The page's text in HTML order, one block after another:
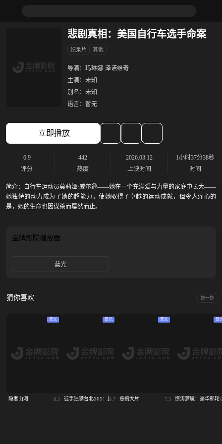
悲剧真相：美国自行车选手命案
纪录片 其他
导演： 玛琳娜·泽诺维奇
主演： 未知
别名： 未知
语言： 暂无
立即播放
6.9
评分
442
热度
2026.03.12
上映时间
1小时37分38秒
时间
简介：
自行车运动员莫莉娅·威尔逊——她在一个充满爱与力量的家庭中长大——
她独特的动力成为了她的超能力，使她取得了卓越的运动成就，但令人痛心的
是，她的生命也因谋杀而戛然而止。
金牌影院播放器
蓝光
猜你喜欢 换一换
蓝光
隐者山河 8.3
蓝光
徒手独攀台北101：直播
8.7
蓝光
恶搞大片 7.3
蓝
惊涛梦魇：豪华邮轮